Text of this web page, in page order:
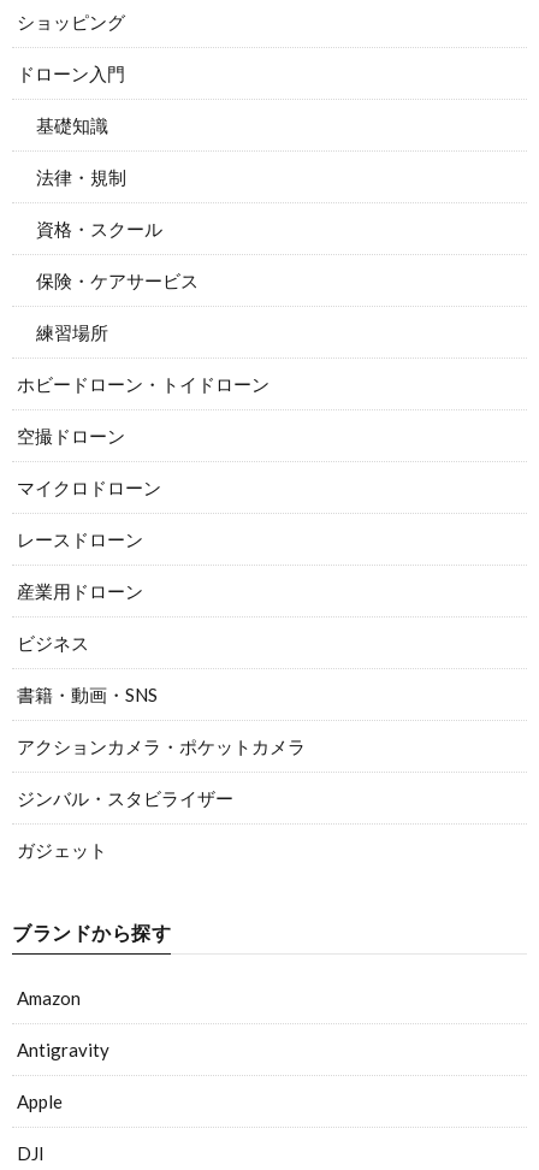
ショッピング
ドローン入門
基礎知識
法律・規制
資格・スクール
保険・ケアサービス
練習場所
ホビードローン・トイドローン
空撮ドローン
マイクロドローン
レースドローン
産業用ドローン
ビジネス
書籍・動画・SNS
アクションカメラ・ポケットカメラ
ジンバル・スタビライザー
ガジェット
ブランドから探す
Amazon
Antigravity
Apple
DJI